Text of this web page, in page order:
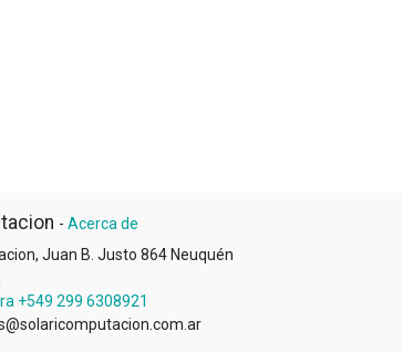
- Acerca de
Juan B. Justo 864 Neuquén
+549 299 6308921